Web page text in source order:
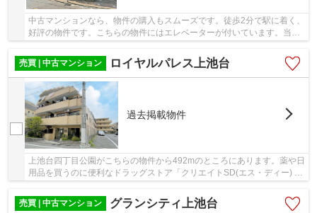
中古マンションなら、物件の購入もスムーズです。徒歩2分で駅に着く、
好評の物件です。こちらの物件にはエレベーターが付いています。当社
売買 | 中古マンション
ロイヤルパレス上池台
過去掲載物件
上池台四丁目公園がこちらの物件から492mのところにあります。薬や日
用品を買うのに便利なドラッグストア「クリエイトSD(エス・ディー) 大
田区上池台店」が、こちらの物件から378mのと...
売買 | 中古マンション
グランシティ上池台